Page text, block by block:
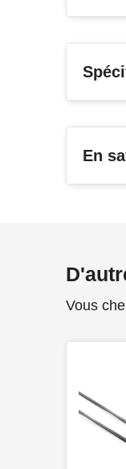
En
Vous